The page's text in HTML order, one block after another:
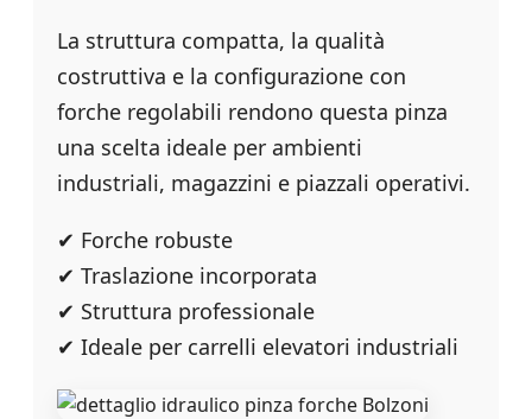
La struttura compatta, la qualità
costruttiva e la configurazione con
forche regolabili rendono questa pinza
una scelta ideale per ambienti
industriali, magazzini e piazzali operativi.
✔ Forche robuste
✔ Traslazione incorporata
✔ Struttura professionale
✔ Ideale per carrelli elevatori industriali